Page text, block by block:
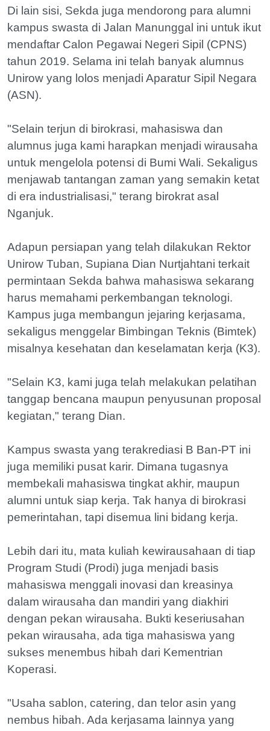
Di lain sisi, Sekda juga mendorong para alumni
kampus swasta di Jalan Manunggal ini untuk ikut
mendaftar Calon Pegawai Negeri Sipil (CPNS)
tahun 2019. Selama ini telah banyak alumnus
Unirow yang lolos menjadi Aparatur Sipil Negara
(ASN).
"Selain terjun di birokrasi, mahasiswa dan
alumnus juga kami harapkan menjadi wirausaha
untuk mengelola potensi di Bumi Wali. Sekaligus
menjawab tantangan zaman yang semakin ketat
di era industrialisasi," terang birokrat asal
Nganjuk.
Adapun persiapan yang telah dilakukan Rektor
Unirow Tuban, Supiana Dian Nurtjahtani terkait
permintaan Sekda bahwa mahasiswa sekarang
harus memahami perkembangan teknologi.
Kampus juga membangun jejaring kerjasama,
sekaligus menggelar Bimbingan Teknis (Bimtek)
misalnya kesehatan dan keselamatan kerja (K3).
"Selain K3, kami juga telah melakukan pelatihan
tanggap bencana maupun penyusunan proposal
kegiatan," terang Dian.
Kampus swasta yang terakrediasi B Ban-PT ini
juga memiliki pusat karir. Dimana tugasnya
membekali mahasiswa tingkat akhir, maupun
alumni untuk siap kerja. Tak hanya di birokrasi
pemerintahan, tapi disemua lini bidang kerja.
Lebih dari itu, mata kuliah kewirausahaan di tiap
Program Studi (Prodi) juga menjadi basis
mahasiswa menggali inovasi dan kreasinya
dalam wirausaha dan mandiri yang diakhiri
dengan pekan wirausaha. Bukti keseriusahan
pekan wirausaha, ada tiga mahasiswa yang
sukses menembus hibah dari Kementrian
Koperasi.
"Usaha sablon, catering, dan telor asin yang
nembus hibah. Ada kerjasama lainnya yang